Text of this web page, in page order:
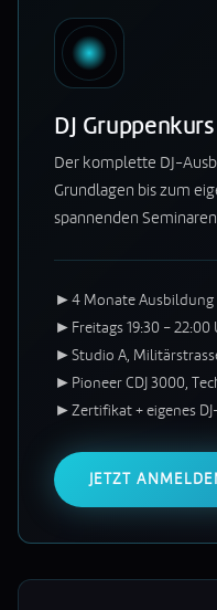
DJ Gruppenkurs
Der komplette DJ-
Grundlagen bis zum
spannenden
► 4 Monate Ausbildung
► Freitags 19:30 – 22:00
► Studio A,
► Pioneer CDJ 3000,
► Zertifikat + eigenes
JETZT